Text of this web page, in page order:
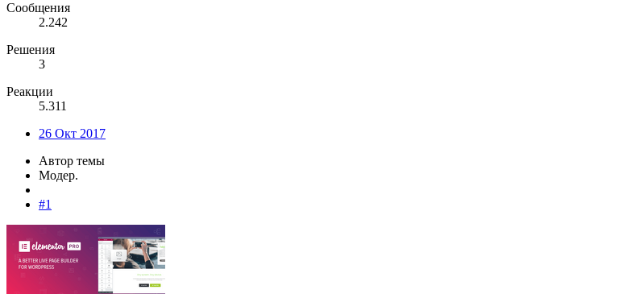
Сообщения
2.242
Решения
3
Реакции
5.311
26 Окт 2017
Автор темы
Модер.
#1